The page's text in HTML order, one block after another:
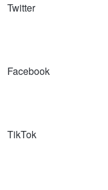
Twitter
Facebook
TikTok